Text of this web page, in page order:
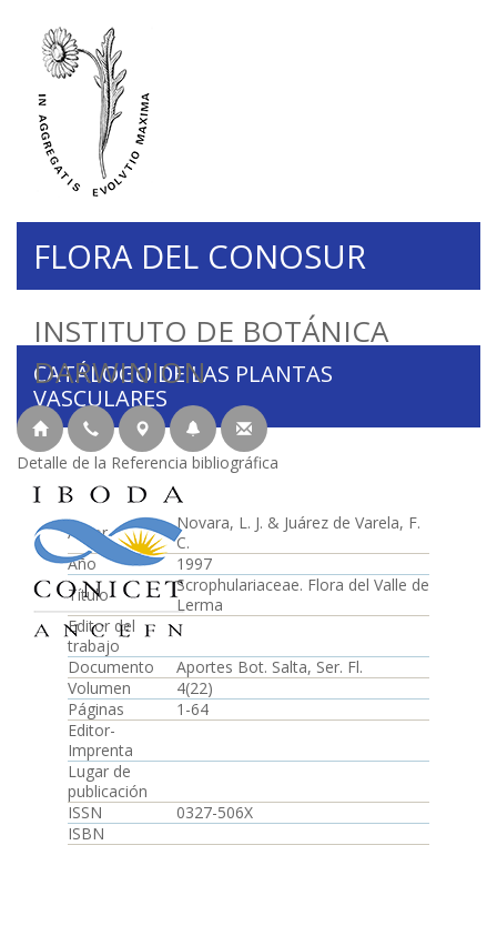
INSTITUTO DE BOTÁNICA
DARWINION
FLORA DEL CONOSUR
CATÁLOGO DE LAS PLANTAS
VASCULARES
Detalle de la Referencia bibliográfica
Autor
Novara, L. J. & Juárez de Varela, F.
C.
Año
1997
Título
Scrophulariaceae. Flora del Valle de
Lerma
Editor del
trabajo
Documento
Aportes Bot. Salta, Ser. Fl.
Volumen
4(22)
Páginas
1-64
Editor-
Imprenta
Lugar de
publicación
ISSN
0327-506X
ISBN